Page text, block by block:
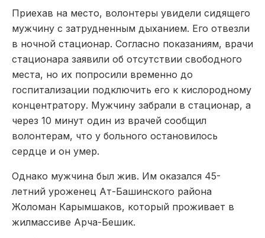
Приехав на место, волонтеры увидели сидящего
мужчину с затрудненным дыханием. Его отвезли
в ночной стационар. Согласно показаниям, врачи
стационара заявили об отсутствии свободного
места, но их попросили временно до
госпитализации подключить его к кислородному
концентратору. Мужчину забрали в стационар, а
через 10 минут один из врачей сообщил
волонтерам, что у больного остановилось
сердце и он умер.
Однако мужчина был жив. Им оказался 45-
летний уроженец Ат-Башинского района
Жоломан Карымшаков, который проживает в
жилмассиве Арча-Бешик.